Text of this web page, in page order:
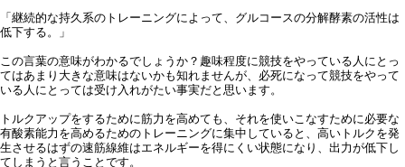
「継続的な持久系のトレーニングによって、グルコースの分解酵素の活性は
低下する。」
この言葉の意味がわかるでしょうか？趣味程度に競技をやっている人にとっ
てはあまり大きな意味はないかも知れませんが、必死になって競技をやって
いる人にとっては受け入れがたい事実だと思います。
トルクアップをするために筋力を高めても、それを使いこなすために必要な
有酸素能力を高めるためのトレーニングに集中していると、高いトルクを発
生させるはずの速筋線維はエネルギーを得にくい状態になり、出力が低下し
てしまうと言うことです。